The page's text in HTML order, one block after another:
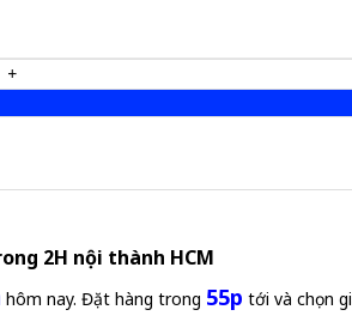
+
2H nội thành HCM
hôm nay. Đặt hàng trong 55p tới và chọn